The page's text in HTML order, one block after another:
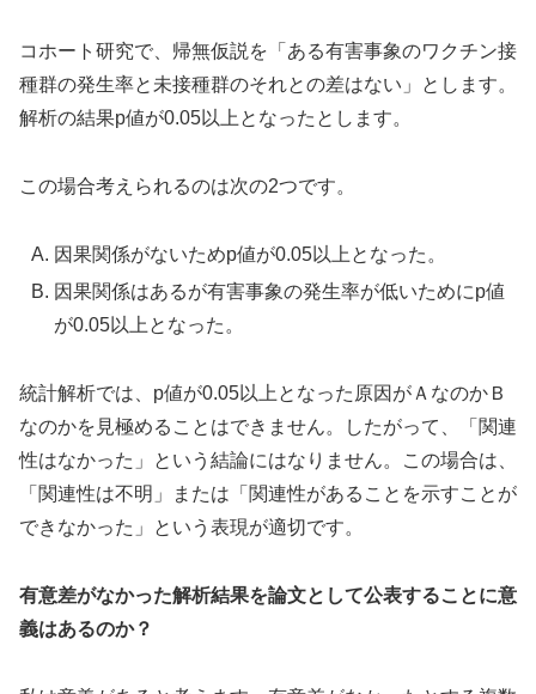
コホート研究で、帰無仮説を「ある有害事象のワクチン接
種群の発生率と未接種群のそれとの差はない」とします。
解析の結果p値が0.05以上となったとします。
この場合考えられるのは次の2つです。
因果関係がないためp値が0.05以上となった。
因果関係はあるが有害事象の発生率が低いためにp値
が0.05以上となった。
統計解析では、p値が0.05以上となった原因がＡなのかＢ
なのかを見極めることはできません。したがって、「関連
性はなかった」という結論にはなりません。この場合は、
「関連性は不明」または「関連性があることを示すことが
できなかった」という表現が適切です。
有意差がなかった解析結果を論文として公表することに意
義はあるのか？